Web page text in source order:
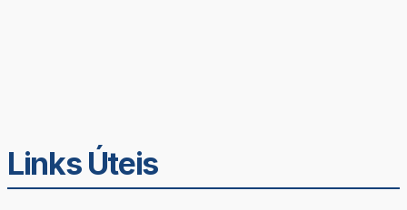
Links Úteis